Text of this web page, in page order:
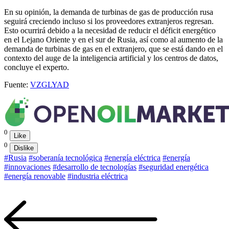
En su opinión, la demanda de turbinas de gas de producción rusa
seguirá creciendo incluso si los proveedores extranjeros regresan.
Esto ocurrirá debido a la necesidad de reducir el déficit energético
en el Lejano Oriente y en el sur de Rusia, así como al aumento de la
demanda de turbinas de gas en el extranjero, que se está dando en el
contexto del auge de la inteligencia artificial y los centros de datos,
concluye el experto.
Fuente: VZGLYAD
0
Like
0
Dislike
#Rusia #soberanía tecnológica #energía eléctrica #energía
#innovaciones #desarrollo de tecnologías #seguridad energética
#energía renovable #industria eléctrica